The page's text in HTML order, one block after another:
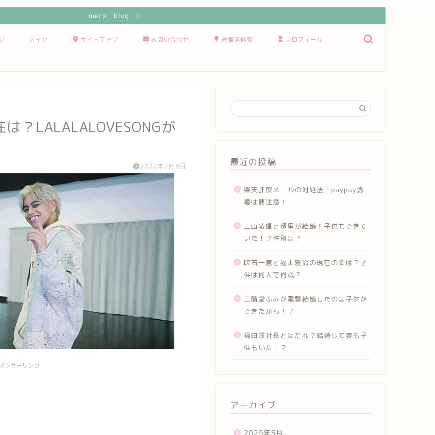
mero blog
メイク サイトマップ お問い合わせ 運営者情報 プロフィール
？LALALALOVESONGが
2022年7月8日
ンサーリンク
最近の投稿
楽天詐欺メールの対処法！paypay誘
導は要注意！
三山凌輝と趣里が結婚！子供もできて
いた！？性別は？
吹石一恵と福山雅治の現在の姿は？子
供は何人で何歳？
二階堂ふみが電撃結婚したのは子供が
できたから！？
福田淳社長とはだれ？結婚して妻も子
供もいた！？
アーカイブ
2026年5月